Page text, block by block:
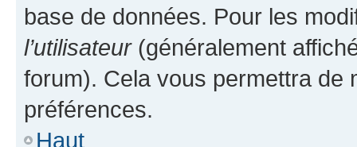
base de données. Pour les
l’utilisateur(généralement
forum). Cela vous permettra de
préférences.
Haut